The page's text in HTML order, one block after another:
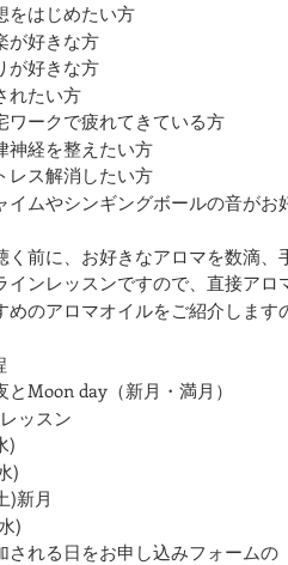
をはじめたい方
が好きな方
が好きな方
れたい方
ワークで疲れてきている方
神経を整えたい方
レス解消したい方
イムやシンギングボールの音がお
く前に、お好きなアロマを数滴、
インレッスンですので、直接アロ
めのアロマオイルをご紹介します
とMoon day（新月・満月）
ッスン
)
)
)新月
)
される日をお申し込みフォームの